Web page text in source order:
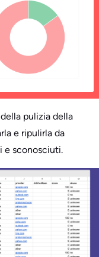
pulizia della
e ripulirla da
e sconosciuti.